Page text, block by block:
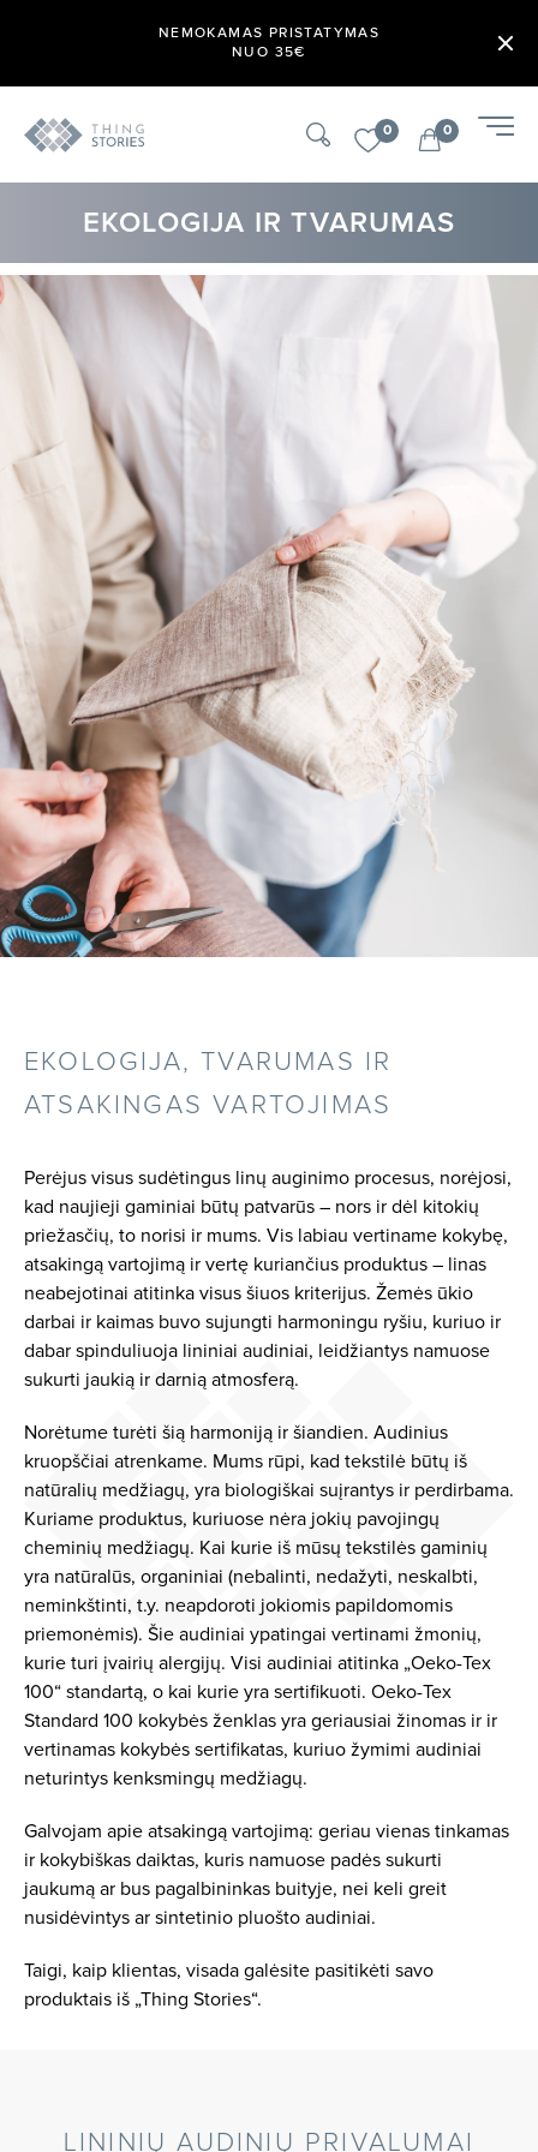
NEMOKAMAS PRISTATYMAS
NUO 35€
0 0
EKOLOGIJA IR TVARUMAS
EKOLOGIJA, TVARUMAS IR
ATSAKINGAS VARTOJIMAS
Perėjus visus sudėtingus linų auginimo procesus, norėjosi,
kad naujieji gaminiai būtų patvarūs – nors ir dėl kitokių
priežasčių, to norisi ir mums. Vis labiau vertiname kokybę,
atsakingą vartojimą ir vertę kuriančius produktus – linas
neabejotinai atitinka visus šiuos kriterijus. Žemės ūkio
darbai ir kaimas buvo sujungti harmoningu ryšiu, kuriuo ir
dabar spinduliuoja lininiai audiniai, leidžiantys namuose
sukurti jaukią ir darnią atmosferą.
Norėtume turėti šią harmoniją ir šiandien. Audinius
kruopščiai atrenkame. Mums rūpi, kad tekstilė būtų iš
natūralių medžiagų, yra biologiškai suįrantys ir perdirbama.
Kuriame produktus, kuriuose nėra jokių pavojingų
cheminių medžiagų. Kai kurie iš mūsų tekstilės gaminių
yra natūralūs, organiniai (nebalinti, nedažyti, neskalbti,
neminkštinti, t.y. neapdoroti jokiomis papildomomis
priemonėmis). Šie audiniai ypatingai vertinami žmonių,
kurie turi įvairių alergijų. Visi audiniai atitinka „Oeko-Tex
100“ standartą, o kai kurie yra sertifikuoti. Oeko-Tex
Standard 100 kokybės ženklas yra geriausiai žinomas ir ir
vertinamas kokybės sertifikatas, kuriuo žymimi audiniai
neturintys kenksmingų medžiagų.
Galvojam apie atsakingą vartojimą: geriau vienas tinkamas
ir kokybiškas daiktas, kuris namuose padės sukurti
jaukumą ar bus pagalbininkas buityje, nei keli greit
nusidėvintys ar sintetinio pluošto audiniai.
Taigi, kaip klientas, visada galėsite pasitikėti savo
produktais iš „Thing Stories“.
LININIŲ AUDINIŲ PRIVALUMAI